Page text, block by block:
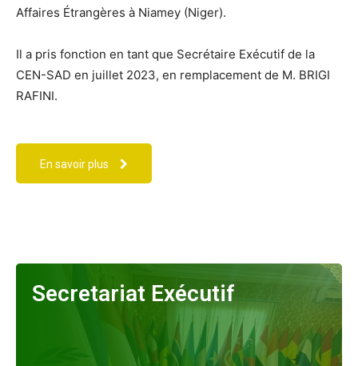
Affaires Étrangères à Niamey (Niger).
Il a pris fonction en tant que Secrétaire Exécutif de la
CEN-SAD en juillet 2023, en remplacement de M. BRIGI
RAFINI.
En savoir plus
Secretariat Exécutif